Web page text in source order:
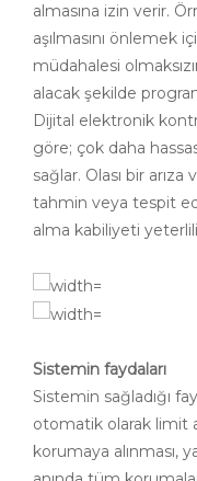
almasına izin verir.
aşılmasını önlemek
müdahalesi
alacak şekilde
Dijital elektronik
göre; çok daha
sağlar. Olası bir
tahmin veya tespit
alma kabiliyeti
Sistemin faydaları
Sistemin sağladığı
otomatik olarak limit
korumaya alınması,